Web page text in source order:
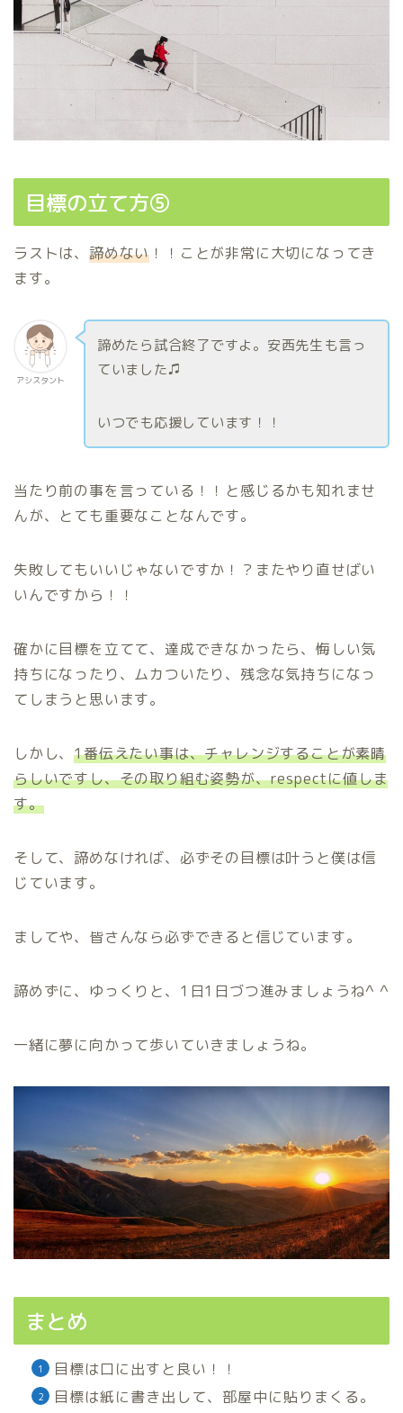
目標の立て方⑤
ラストは、 諦めない ！！ことが非常に大切になってき
ます。
アシスタント
諦めたら試合終了ですよ。安西先生も言っ
ていました♫
いつでも応援しています！！
当たり前の事を言っている！！と感じるかも知れませ
んが、とても重要なことなんです。
失敗してもいいじゃないですか！？またやり直せばい
いんですから！！
確かに目標を立てて、達成できなかったら、悔しい気
持ちになったり、ムカついたり、残念な気持ちになっ
てしまうと思います。
しかし、1番伝えたい事は、チャレンジすることが素晴
らしいですし、その取り組む姿勢が、respectに値しま
す。
そして、諦めなければ、必ずその目標は叶うと僕は信
じています。
ましてや、皆さんなら必ずできると信じています。
諦めずに、ゆっくりと、1日1日づつ進みましょうね^ ^
一緒に夢に向かって歩いていきましょうね。
まとめ
目標は口に出すと良い！！
目標は紙に書き出して、部屋中に貼りまくる。